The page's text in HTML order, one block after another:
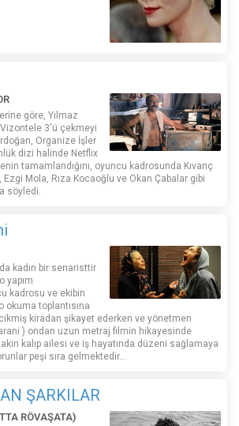
göre, Yılmaz
Vizontele 3'ü çekmeyi
Organize İşler
dizi halinde Netflix
tamamlandığını, oyuncu kadrosunda Kıvanç
Ezgi Mola, Rıza Kocaoğlu ve Okan Çabalar gibi
söyledi.
kadın bir senaristtir
yapım
kadrosu ve ekibin
okuma toplantısına
kiradan şikayet ederken ve yönetmen
) ondan uzun metraj filmin hikayesinde
kalıp ailesi ve iş hayatında düzeni sağlamaya
peşi sıra gelmektedir...
ŞARKILAR
RÖVAŞATA)